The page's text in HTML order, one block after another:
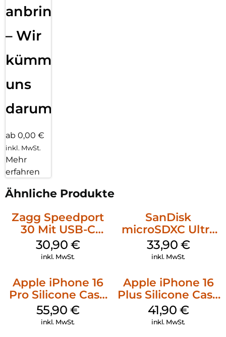
anbringen
– Wir
kümmern
uns
darum!
ab 0,00 €
inkl. MwSt.
Mehr
erfahren
Ähnliche Produkte
Zagg Speedport
30 Mit USB-C
Kabel Weiß
30,90 €
inkl. MwSt.
SanDisk
microSDXC Ultra
128 GB + Adapter
Mobile
33,90 €
inkl. MwSt.
Apple iPhone 16
Pro Silicone Case
MagSafe Stone
Gray
55,90 €
inkl. MwSt.
Apple iPhone 16
Plus Silicone Case
MagSafe Stone
Gray
41,90 €
inkl. MwSt.